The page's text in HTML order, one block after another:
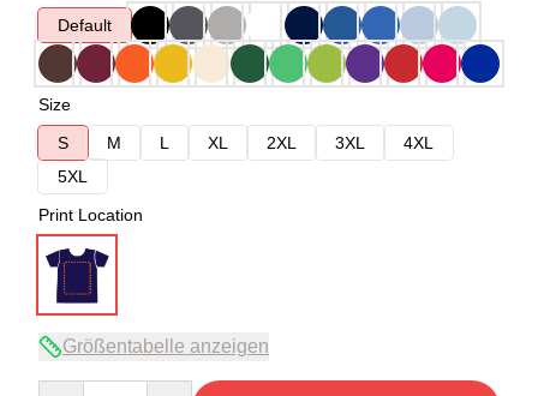
Default
Size
S
M L XL 2XL 3XL
4XL
5XL
Print Location
Größentabelle anzeigen